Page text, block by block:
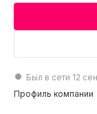
Был в сети 12
Профиль компании